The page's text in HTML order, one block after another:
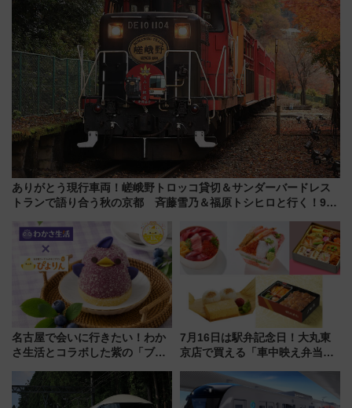
ありがとう現行車両！嵯峨野トロッコ貸切＆サンダーバードレス
トランで語り合う秋の京都 斉藤雪乃＆福原トシヒロと行く！9月
名古屋で会いに行きたい！わか
さ生活とコラボした紫の「ブル
7月16日は駅弁記念日！大丸東
京店で買える「車中映え弁当」